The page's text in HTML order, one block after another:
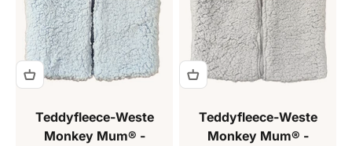
Teddyfleece-Weste
Monkey Mum® -
Teddyfleece-Weste
Monkey Mum® -